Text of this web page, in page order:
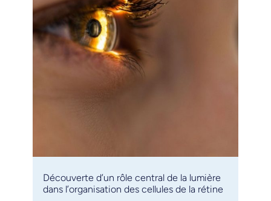
Découverte d’un rôle central de la lumière
dans l’organisation des cellules de la rétine